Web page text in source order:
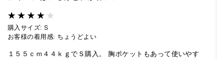
購入サイズ: S
お客様の着用感: ちょうどよい
１５５ｃｍ４４ｋｇでＳ購入。 胸ポケットもあって使いやす